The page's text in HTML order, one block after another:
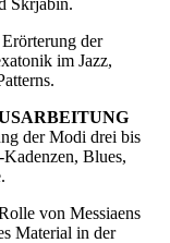
Skrjabin.
der
im Jazz,
der Modi drei bis
Blues,
von Messiaens
Material in der